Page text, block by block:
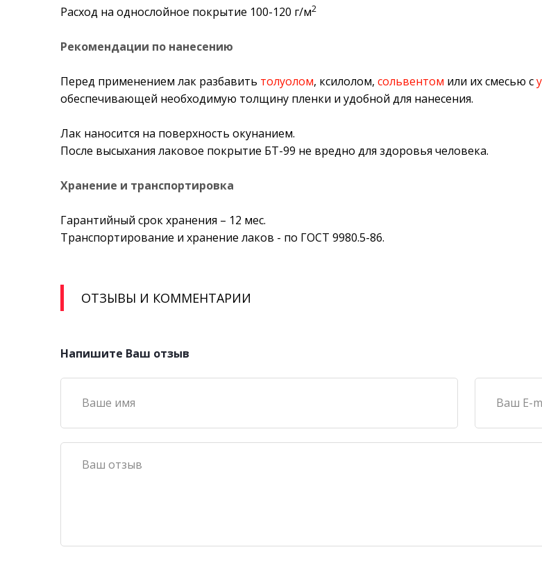
Расход на однослойное покрытие 100-120 г/м2
Рекомендации по нанесению
Перед применением лак разбавить толуолом, ксилолом, сольвентом или их смесью с
обеспечивающей необходимую толщину пленки и удобной для нанесения.
Лак наносится на поверхность окунанием.
После высыхания лаковое покрытие БТ-99 не вредно для здоровья человека.
Хранение и транспортировка
Гарантийный срок хранения – 12 мес.
Транспортирование и хранение лаков - по ГОСТ 9980.5-86.
ОТЗЫВЫ И КОММЕНТАРИИ
Напишите Ваш отзыв